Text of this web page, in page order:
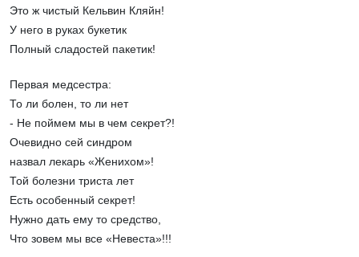
Это ж чистый Кельвин Кляйн!
У него в руках букетик
Полный сладостей пакетик!
Первая медсестра:
То ли болен, то ли нет
- Не поймем мы в чем секрет?!
Очевидно сей синдром
назвал лекарь «Женихом»!
Той болезни триста лет
Есть особенный секрет!
Нужно дать ему то средство,
Что зовем мы все «Невеста»!!!